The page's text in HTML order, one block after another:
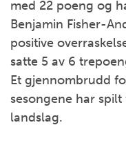
med 22 poeng og
Benjamin Fisher-
positive
satte 5 av 6
Et gjennombrudd
sesongene har
landslag.